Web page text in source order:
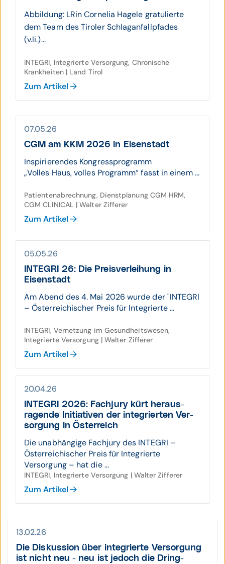
Abbildung: LRin Cornelia Hagele gratulierte
dem Team des Tiroler Schlaganfallpfades
(v.li.)...
INTEGRI, Integrierte Versorgung, Chronische
Krankheiten | Land Tirol
Zum Artikel
07.05.26
CGM am KKM 2026 in Eisenstadt
Inspirierendes Kongressprogramm
„Volles Haus, volles Programm“ fasst in einem ...
Patientenabrechnung, Dienstplanung CGM HRM,
CGM CLINICAL | Walter Zifferer
Zum Artikel
05.05.26
INTEGRI 26: Die Preis­ver­leihung in
Eisenstadt
Am Abend des 4. Mai 2026 wurde der "INTEGRI
– Österreichischer Preis für Integrierte ...
INTEGRI, Vernetzung im Gesundheitswesen,
Integrierte Versorgung | Walter Zifferer
Zum Artikel
20.04.26
INTEGRI 2026: Fach­jury kürt heraus­
ragende Initia­tiven der inte­grierten Ver­
sorgung in Öster­reich
Die unabhängige Fachjury des INTEGRI –
Österreichischer Preis für Integrierte
Versorgung – hat die ...
INTEGRI, Integrierte Versorgung | Walter Zifferer
Zum Artikel
13.02.26
Die Diskussion über inte­grierte Ver­sorgung
ist nicht neu - neu ist jedoch die Dring­